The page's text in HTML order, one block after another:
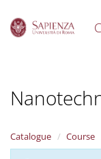
Catalogue Course